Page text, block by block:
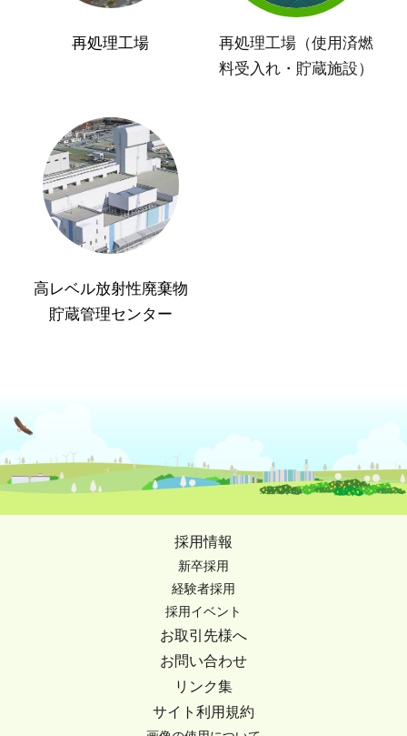
再処理工場
再処理工場（使用済燃
料受入れ・貯蔵施設）
高レベル放射性廃棄物
貯蔵管理センター
採用情報
新卒採用
経験者採用
採用イベント
お取引先様へ
お問い合わせ
リンク集
サイト利用規約